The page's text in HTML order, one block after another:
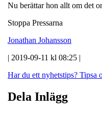
Nu berättar hon allt om det
Stoppa Pressarna
Jonathan Johansson
| 2019-09-11 kl 08:25 |
Har du ett nyhetstips? Tipsa
Dela Inlägg